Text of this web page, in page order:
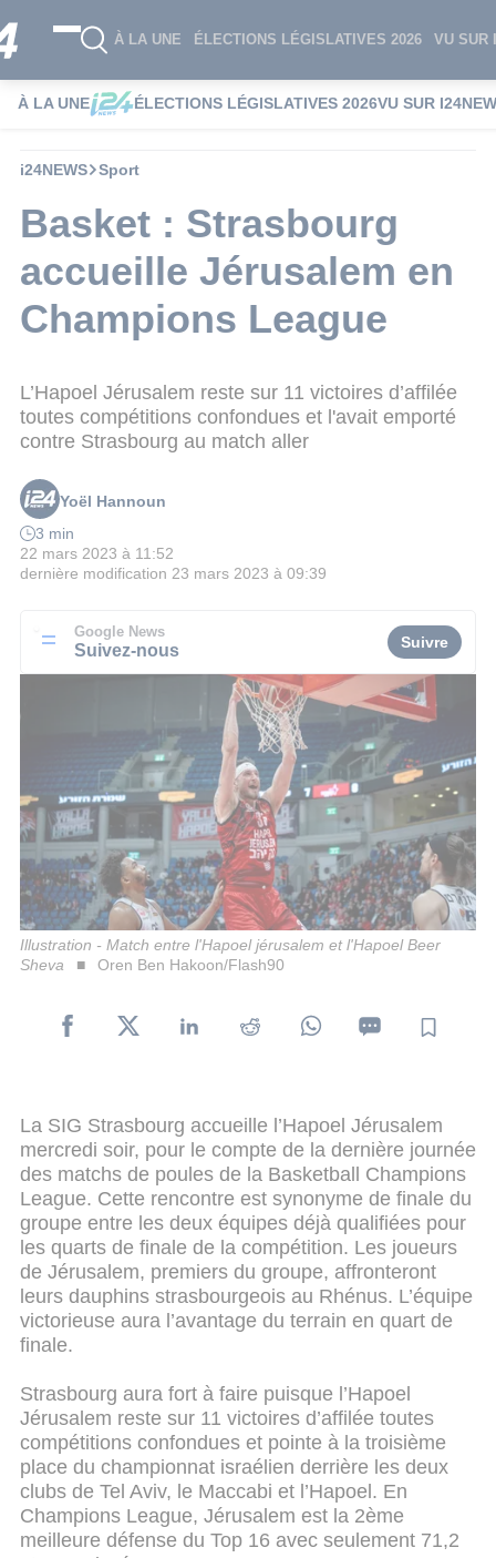
À LA UNE ÉLECTIONS LÉGISLATIVES 2026 VU SUR
À LA UNE ÉLECTIONS LÉGISLATIVES 2026VU SUR
i24NEWS Sport
Basket : Strasbourg
accueille Jérusalem en
Champions League
L’Hapoel Jérusalem reste sur 11 victoires d’affilée
toutes compétitions confondues et l'avait emporté
contre Strasbourg au match aller
Yoël Hannoun
3 min
22 mars 2023 à 11:52
dernière modification 23 mars 2023 à 09:39
Google News
Suivez-nous Suivre
Illustration - Match entre l'Hapoel jérusalem et l'Hapoel Beer
Sheva
Oren Ben Hakoon/Flash90
La SIG Strasbourg accueille l’Hapoel Jérusalem
mercredi soir, pour le compte de la dernière journée
des matchs de poules de la Basketball Champions
League. Cette rencontre est synonyme de finale du
groupe entre les deux équipes déjà qualifiées pour
les quarts de finale de la compétition. Les joueurs
de Jérusalem, premiers du groupe, affronteront
leurs dauphins strasbourgeois au Rhénus. L’équipe
victorieuse aura l’avantage du terrain en quart de
finale.
Strasbourg aura fort à faire puisque l’Hapoel
Jérusalem reste sur 11 victoires d’affilée toutes
compétitions confondues et pointe à la troisième
place du championnat israélien derrière les deux
clubs de Tel Aviv, le Maccabi et l’Hapoel. En
Champions League, Jérusalem est la 2ème
meilleure défense du Top 16 avec seulement 71,2